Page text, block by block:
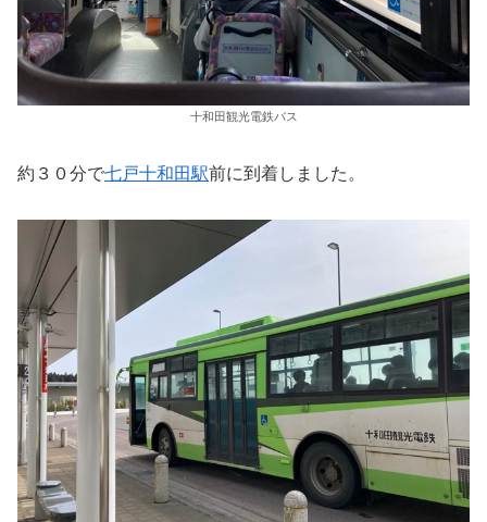
十和田観光電鉄バス
約３０分で七戸十和田駅前に到着しました。